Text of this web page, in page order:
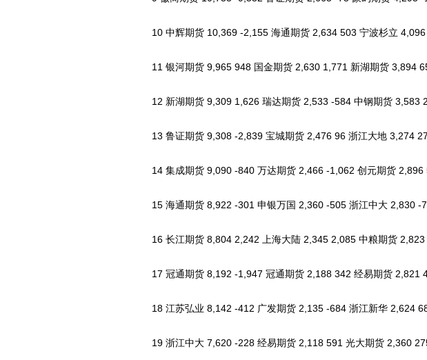
10 中辉期货 10,369 -2,155 海通期货 2,634 503 宁波杉立 4,096
11 银河期货 9,965 948 国金期货 2,630 1,771 新湖期货 3,894
12 新湖期货 9,309 1,626 瑞达期货 2,533 -584 中钢期货 3,583
13 鲁证期货 9,308 -2,839 宝城期货 2,476 96 浙江大地 3,274 27
14 集成期货 9,090 -840 万达期货 2,466 -1,062 创元期货 2,896
15 海通期货 8,922 -301 申银万国 2,360 -505 浙江中大 2,830 -
16 长江期货 8,804 2,242 上海大陆 2,345 2,085 中粮期货 2,823
17 冠通期货 8,192 -1,947 冠通期货 2,188 342 经易期货 2,821
18 江苏弘业 8,142 -412 广发期货 2,135 -684 浙江新华 2,624
19 浙江中大 7,620 -228 经易期货 2,118 591 光大期货 2,360